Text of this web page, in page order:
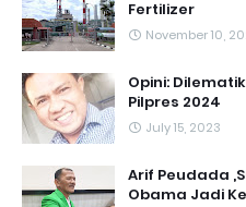
Fertilizer
November 10,
Opini:
Pilpres 2024
July 15, 2023
Arif Peudada
Obama Jadi